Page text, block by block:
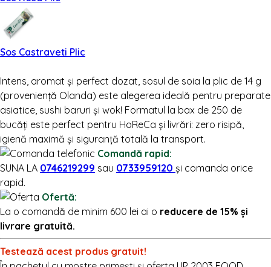
Sos Castraveti Plic
Intens, aromat și perfect dozat, sosul de soia la plic de 14 g
(proveniență Olanda) este alegerea ideală pentru preparate
asiatice, sushi baruri și wok! Formatul la bax de 250 de
bucăți este perfect pentru HoReCa și livrări: zero risipă,
igienă maximă și siguranță totală la transport.
Comandă rapid:
SUNA LA 0746219299 sau 0733959120 și comanda orice
rapid.
Ofertă:
La o comandă de minim 600 lei ai o reducere de 15% și
livrare gratuită.
Testează acest produs gratuit!